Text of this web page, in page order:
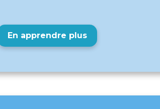
En apprendre plus